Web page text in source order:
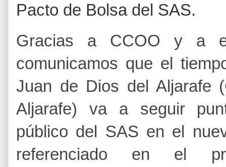
Pacto de Bolsa del SAS.
Gracias a CCOO y a
comunicamos que el
Juan de Dios del Aljarafe
Aljarafe) va a seguir
público del SAS en el
referenciado en el